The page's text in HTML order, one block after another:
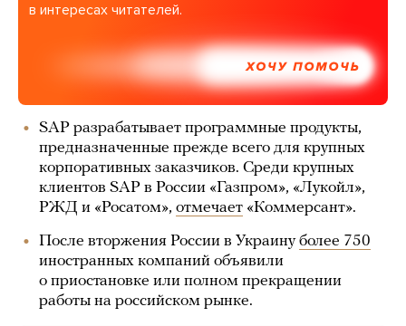
в интересах читателей.
ХОЧУ ПОМОЧЬ
SAP разрабатывает программные продукты,
предназначенные прежде всего для крупных
корпоративных заказчиков. Среди крупных
клиентов SAP в России «Газпром», «Лукойл»,
РЖД и «Росатом», отмечает «Коммерсант».
После вторжения России в Украинуболее 750
иностранных компаний объявили
о приостановке или полном прекращении
работы на российском рынке.